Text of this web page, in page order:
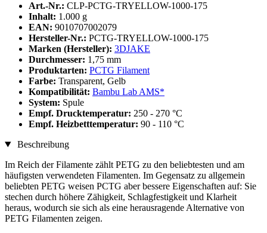
Art.-Nr.: CLP-PCTG-TRYELLOW-1000-175
Inhalt: 1.000 g
EAN: 9010707002079
Hersteller-Nr.: PCTG-TRYELLOW-1000-175
Marken (Hersteller): 3DJAKE
Durchmesser: 1,75 mm
Produktarten: PCTG Filament
Farbe: Transparent, Gelb
Kompatibilität: Bambu Lab AMS*
System: Spule
Empf. Drucktemperatur: 250 - 270 °C
Empf. Heizbetttemperatur: 90 - 110 °C
Beschreibung
Im Reich der Filamente zählt PETG zu den beliebtesten und am
häufigsten verwendeten Filamenten. Im Gegensatz zu allgemein
beliebten PETG weisen PCTG aber bessere Eigenschaften auf: Sie
stechen durch höhere Zähigkeit, Schlagfestigkeit und Klarheit
heraus, wodurch sie sich als eine herausragende Alternative von
PETG Filamenten zeigen.